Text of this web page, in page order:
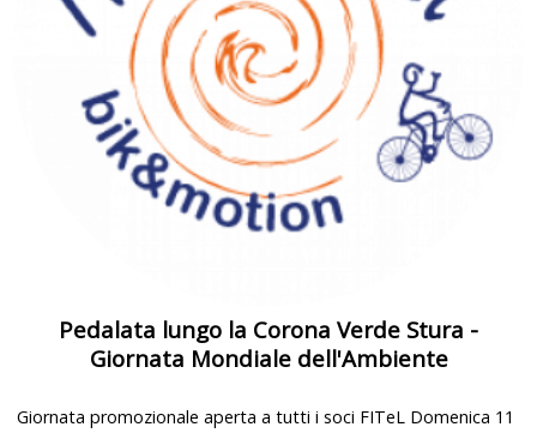
Pedalata lungo la Corona Verde Stura -
Giornata Mondiale dell'Ambiente
Giornata promozionale aperta a tutti i soci FITeL Domenica 11